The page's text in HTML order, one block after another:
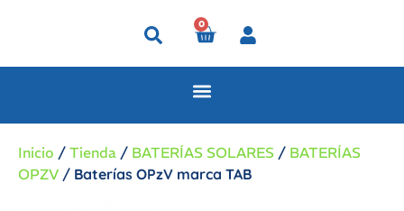
0
Inicio / Tienda / BATERÍAS SOLARES / BATERÍAS
OPZV / Baterías OPzV marca TAB